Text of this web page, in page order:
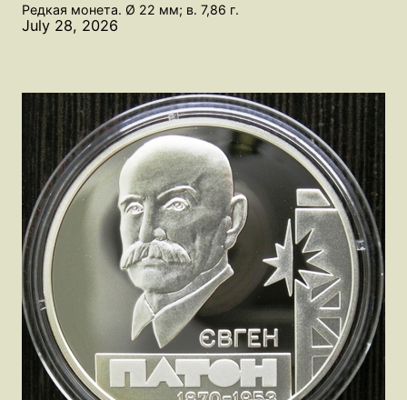
Редкая монета. Ø 22 мм; в. 7,86 г.
July 28, 2026